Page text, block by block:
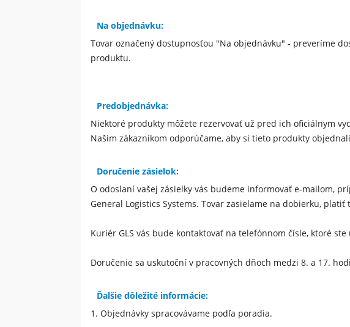
Na objednávku:
Tovar označený dostupnosťou "Na objednávku" - preveríme
produktu.
Predobjednávka:
Niektoré produkty môžete rezervovať už pred ich oficiálnym
Našim zákazníkom odporúčame, aby si tieto produkty
Doručenie zásielok:
O odoslaní vašej zásielky vás budeme informovať e-mailom,
General Logistics Systems. Tovar zasielame na dobierku,
Kuriér GLS vás bude kontaktovať na telefónnom čísle, ktoré
Doručenie sa uskutoční v pracovných dňoch medzi 8. a 17.
Ďalšie dôležité informácie:
1. Objednávky spracovávame podľa poradia.